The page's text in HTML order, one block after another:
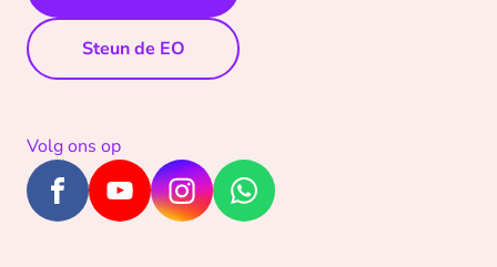
Steun de EO
Volg ons op